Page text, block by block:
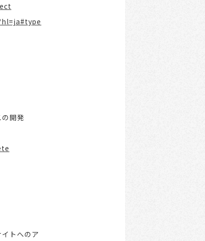
開発
トへのア